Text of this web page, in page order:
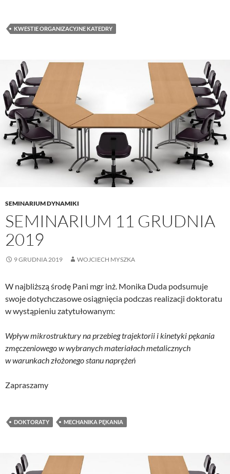
KWESTIE ORGANIZACYJNE KATEDRY
SEMINARIUM DYNAMIKI
SEMINARIUM 11 GRUDNIA
2019
9 GRUDNIA 2019 WOJCIECH MYSZKA
W najbliższą środę Pani mgr inż. Monika Duda podsumuje
swoje dotychczasowe osiągnięcia podczas realizacji doktoratu
w wystąpieniu zatytułowanym:
Wpływ mikrostruktury na przebieg trajektorii i kinetyki pękania
zmęczeniowego w wybranych materiałach metalicznych
w warunkach złożonego stanu naprężeń
Zapraszamy
DOKTORATY MECHANIKA PĘKANIA